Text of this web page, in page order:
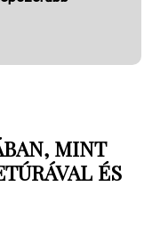
MINT
ÉS